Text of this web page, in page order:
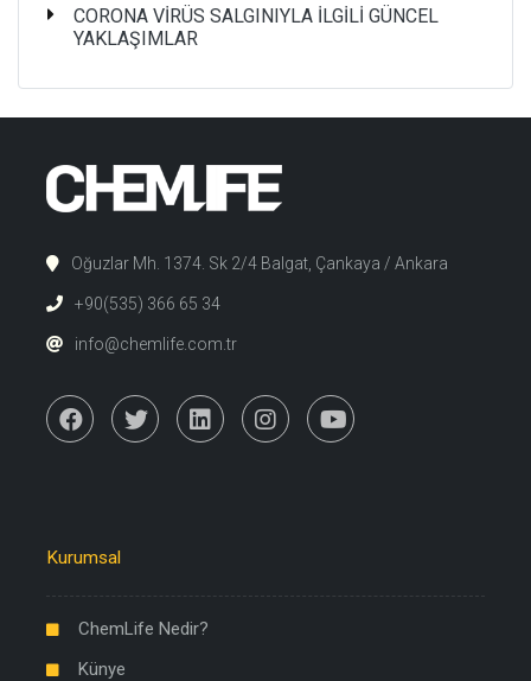
CORONA VİRÜS SALGINIYLA İLGİLİ GÜNCEL
YAKLAŞIMLAR
Oğuzlar Mh. 1374. Sk 2/4 Balgat, Çankaya / Ankara
+90(535) 366 65 34
info@chemlife.com.tr
Kurumsal
ChemLife Nedir?
Künye